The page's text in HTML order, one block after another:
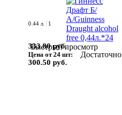
Быстрый просмотр
0.44 л. 1
333.80 руб.
Цена от 24 шт:
300.50 руб.
Достаточно